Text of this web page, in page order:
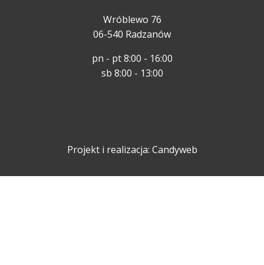
Wróblewo 76
06-540 Radzanów
pn - pt 8:00 - 16:00
sb 8:00 - 13:00
Projekt i realizacja: Candyweb